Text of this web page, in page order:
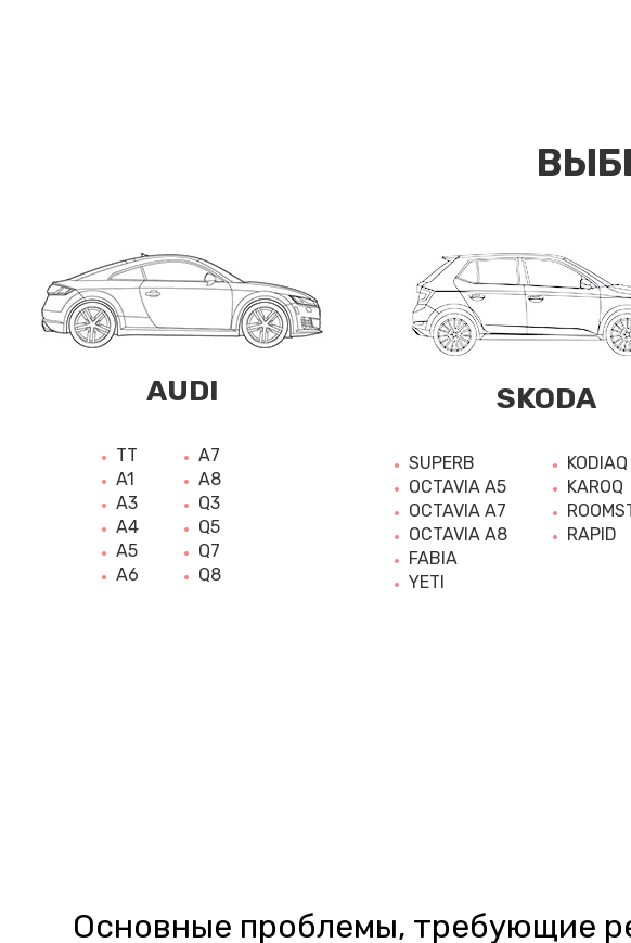
AUDI
TT
A1
A3
A4
A5
A6
A7
A8
Q3
Q5
Q7
Q8
SKODA
SUPERB
OCTAVIA A5
OCTAVIA A7
OCTAVIA A8
FABIA
YETI
KODIAQ
KAROQ
RAPID
Основные проблемы, требующие